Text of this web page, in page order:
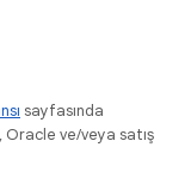
sayfasında
Oracle ve/veya satış